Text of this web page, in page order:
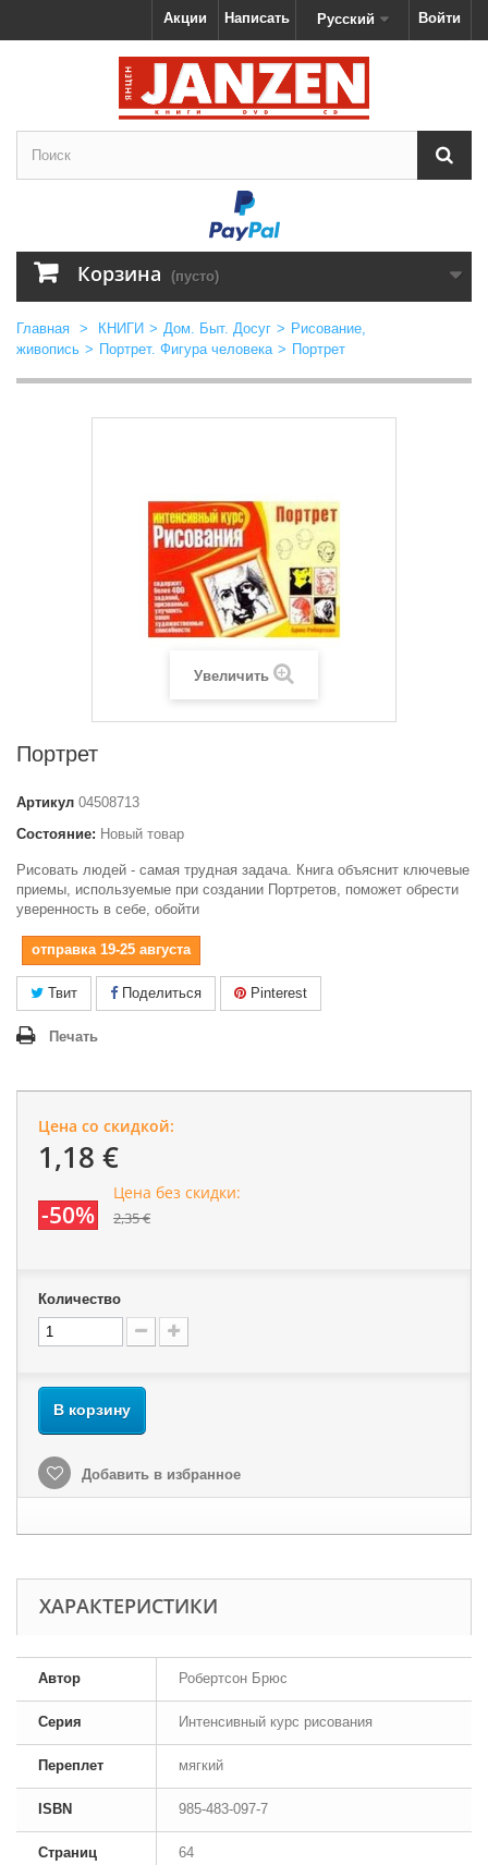
Войти
Русский
Написать
Акции
Корзина (пусто)
Главная > КНИГИ > Дом. Быт. Досуг > Рисование,
живопись > Портрет. Фигура человека > Портрет
Увеличить
Портрет
Артикул 04508713
Состояние: Новый товар
Рисовать людей - самая трудная задача. Книга объяснит ключевые
приемы, используемые при создании Портретов, поможет обрести
уверенность в себе, обойти
отправка 19-25 августа
Твит Поделиться Pinterest
Печать
Цена со скидкой:
1,18 €
-50%
Цена без скидки:
2,35 €
Количество
В корзину
Добавить в избранное
ХАРАКТЕРИСТИКИ
Автор Робертсон Брюс
Серия Интенсивный курс рисования
Переплет мягкий
ISBN 985-483-097-7
Страниц 64